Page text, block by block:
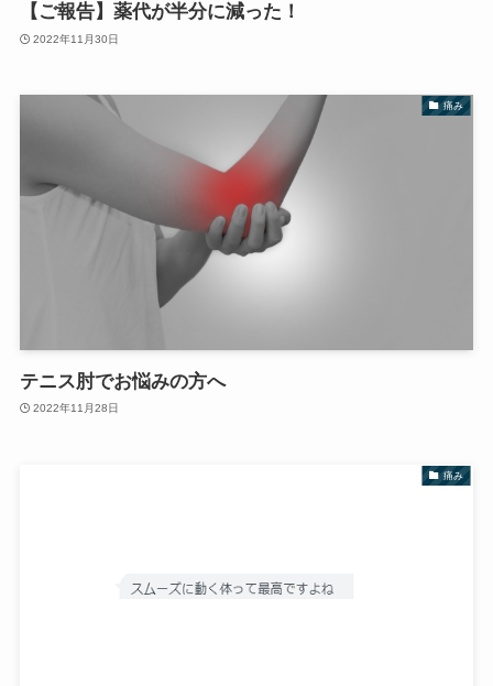
【ご報告】薬代が半分に減った！
2022年11月30日
痛み
テニス肘でお悩みの方へ
2022年11月28日
痛み